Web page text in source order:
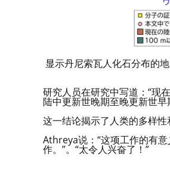
显示丹尼索瓦人化石分布的
研究人员在研究中写道：“
陆中更新世晚期至晚更新世早
这一结论揭示了人类的多样
Athreya说：“这项工作的有
作。”。“太令人兴奋了！”